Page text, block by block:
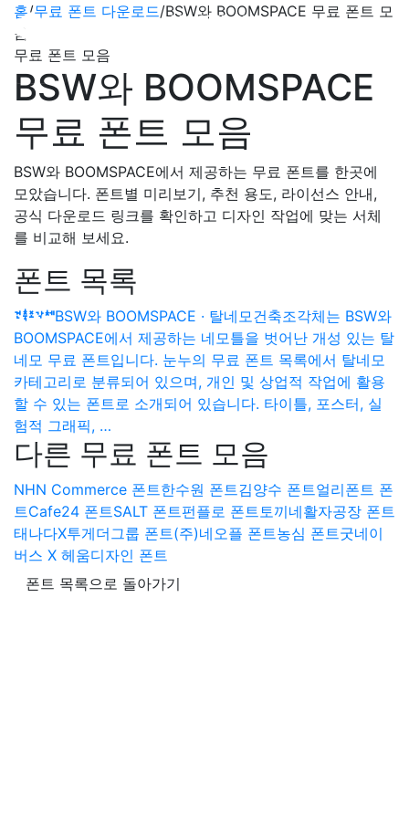
홈/무료 폰트 다운로드/BSW와 BOOMSPACE 무료 폰트 모
음
무료 폰트 모음
BSW와 BOOMSPACE
무료 폰트 모음
BSW와 BOOMSPACE에서 제공하는 무료 폰트를 한곳에
모았습니다. 폰트별 미리보기, 추천 용도, 라이선스 안내,
공식 다운로드 링크를 확인하고 디자인 작업에 맞는 서체
를 비교해 보세요.
폰트 목록
건축조각체BSW와 BOOMSPACE · 탈네모건축조각체는 BSW와
BOOMSPACE에서 제공하는 네모틀을 벗어난 개성 있는 탈
네모 무료 폰트입니다. 눈누의 무료 폰트 목록에서 탈네모
카테고리로 분류되어 있으며, 개인 및 상업적 작업에 활용
할 수 있는 폰트로 소개되어 있습니다. 타이틀, 포스터, 실
험적 그래픽, …
다른 무료 폰트 모음
NHN Commerce 폰트한수원 폰트김양수 폰트얼리폰트 폰
트Cafe24 폰트SALT 폰트펀플로 폰트토끼네활자공장 폰트
태나다X투게더그룹 폰트(주)네오플 폰트농심 폰트굿네이
버스 X 헤움디자인 폰트
폰트 목록으로 돌아가기